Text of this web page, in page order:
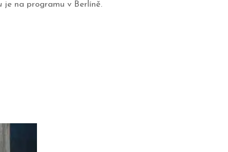
je na programu v Berlíně.